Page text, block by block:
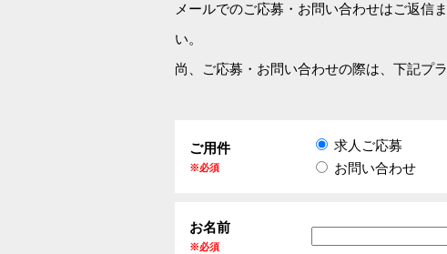
メールでのご応募・お問い合わせはご返信
い。
尚、ご応募・お問い合わせの際は、下記プ
ご用件
※必須
求人ご応募
お問い合わせ
お名前
※必須